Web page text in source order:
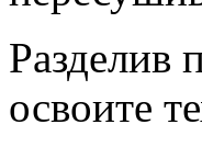
Разделив
освоите